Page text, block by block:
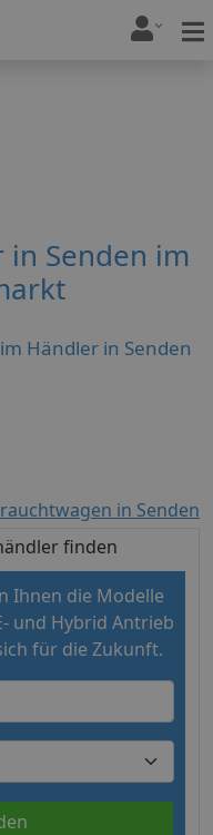
Senden im
Händler in Senden
in Senden
finden
Ihnen die Modelle
und Hybrid Antrieb
für die Zukunft.